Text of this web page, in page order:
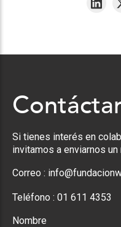
Si tienes interés en
invitamos a enviarnos un
Correo :
Teléfono : 01 611 4353
Nombre